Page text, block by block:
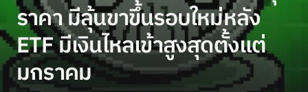
ราคา มีลุ้นขาขึ้นรอบใหม่หลัง
ETF มีเงินไหลเข้าสูงสุดตั้งแต่
มกราคม